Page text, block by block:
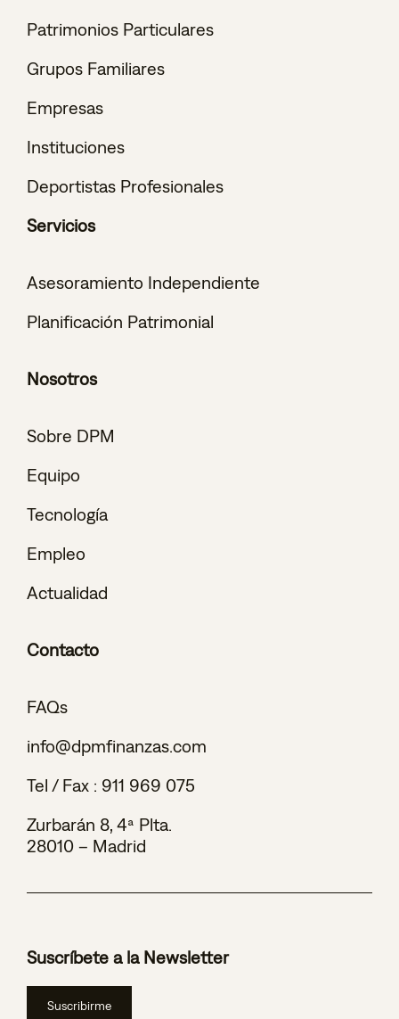
Patrimonios Particulares
Grupos Familiares
Empresas
Instituciones
Deportistas Profesionales
Servicios
Asesoramiento Independiente
Planificación Patrimonial
Nosotros
Sobre DPM
Equipo
Tecnología
Empleo
Actualidad
Contacto
FAQs
info@dpmfinanzas.com
Tel / Fax : 911 969 075
Zurbarán 8, 4ª Plta.
28010 – Madrid
Suscríbete a la Newsletter
Suscribirme